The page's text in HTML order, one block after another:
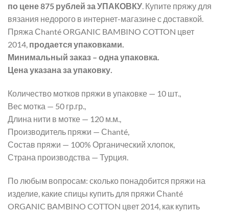
по цене 875 рублей за УПАКОВКУ. Купите пряжу для
вязания недорого в интернет-магазине с доставкой.
Пряжа Сhanté ORGANIC BAMBINO COTTON цвет
2014, продается упаковками.
Минимальный заказ – одна упаковка.
Цена указана за упаковку.
Количество мотков пряжи в упаковке — 10 шт.,
Вес мотка — 50 гр.гр.,
Длина нити в мотке — 120 м.м.,
Производитель пряжи — Сhanté,
Состав пряжи — 100% Органический хлопок,
Страна производства — Турция.
По любым вопросам: сколько понадобится пряжи на
изделие, какие спицы купить для пряжи Сhanté
ORGANIC BAMBINO COTTON цвет 2014, как купить